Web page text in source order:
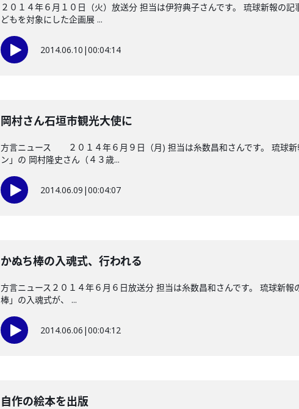
２０１４年６月１０日（火）放送分 担当は伊狩典子さんです。 琉球新報の
どもを対象にした企画展 ...
2014.06.10 |00:04:14
岡村さん石垣市観光大使に
方言ニュース ２０１４年６月９日（月) 担当は糸数昌和さんです。 琉球新
ン」の 岡村隆史さん（４３歳...
2014.06.09 |00:04:07
かぬち棒の入魂式、行われる
方言ニュース２０１４年６月６日放送分 担当は糸数昌和さんです。 琉球新
棒」の入魂式が、 ...
2014.06.06 |00:04:12
自作の絵本を出版